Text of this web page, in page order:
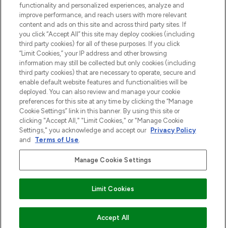
DODAJ DO KOSZYKA
Zgoda na pliki cookie
Do Not Sell or Share My Personal
Information
POMOC & INFORMACJE
WAŻNE INFORMACJE
O LOOKFANTASTIC
2026 The Hut Group
Płać bezpiecznie za pomocą
functionality and personalized experiences, analyze and
improve performance, and reach users with more relevant
content and ads on this site and across third party sites. If
you click “Accept All” this site may deploy cookies (including
third party cookies) for all of these purposes. If you click
“Limit Cookies,” your IP address and other browsing
information may still be collected but only cookies (including
third party cookies) that are necessary to operate, secure and
enable default website features and functionalities will be
deployed. You can also review and manage your cookie
preferences for this site at any time by clicking the “Manage
Cookie Settings” link in this banner. By using this site or
clicking "Accept All," "Limit Cookies," or "Manage Cookie
Settings," you acknowledge and accept our Privacy Policy
and
Terms of Use.
Manage Cookie Settings
Limit Cookies
Accept All